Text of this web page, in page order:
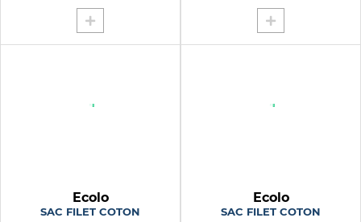
Ecolo
SAC FILET COTON
Ecolo
SAC FILET COTON